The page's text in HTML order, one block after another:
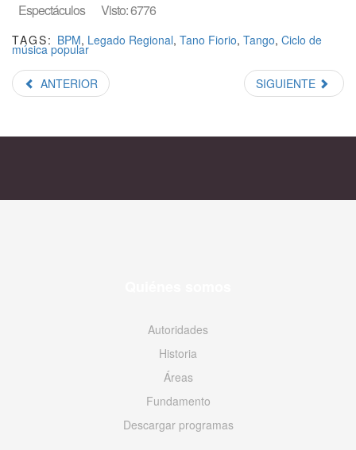
Espectáculos Visto: 6776
TAGS: BPM, Legado Regional, Tano Fiorio, Tango, Ciclo de
música popular
ANTERIOR SIGUIENTE
Autoridades
Historia
Áreas
Fundamento
Descargar programas